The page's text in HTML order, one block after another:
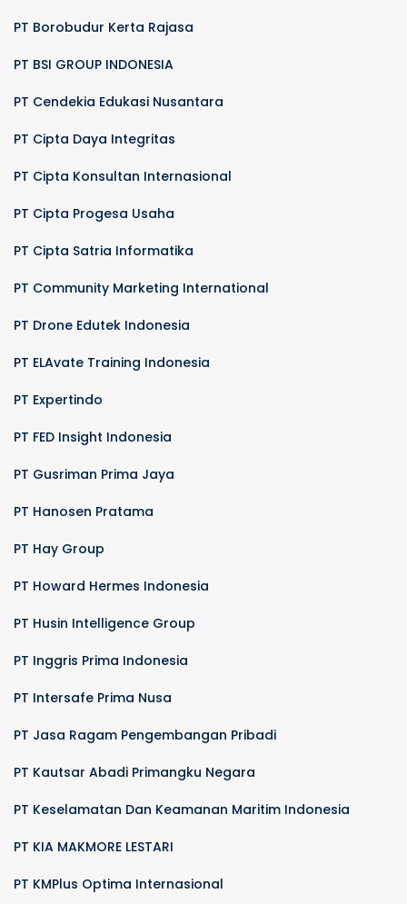
PT Borobudur Kerta Rajasa
PT BSI GROUP INDONESIA
PT Cendekia Edukasi Nusantara
PT Cipta Daya Integritas
PT Cipta Konsultan Internasional
PT Cipta Progesa Usaha
PT Cipta Satria Informatika
PT Community Marketing International
PT Drone Edutek Indonesia
PT ELAvate Training Indonesia
PT Expertindo
PT FED Insight Indonesia
PT Gusriman Prima Jaya
PT Hanosen Pratama
PT Hay Group
PT Howard Hermes Indonesia
PT Husin Intelligence Group
PT Inggris Prima Indonesia
PT Intersafe Prima Nusa
PT Jasa Ragam Pengembangan Pribadi
PT Kautsar Abadi Primangku Negara
PT Keselamatan Dan Keamanan Maritim Indonesia
PT KIA MAKMORE LESTARI
PT KMPlus Optima Internasional